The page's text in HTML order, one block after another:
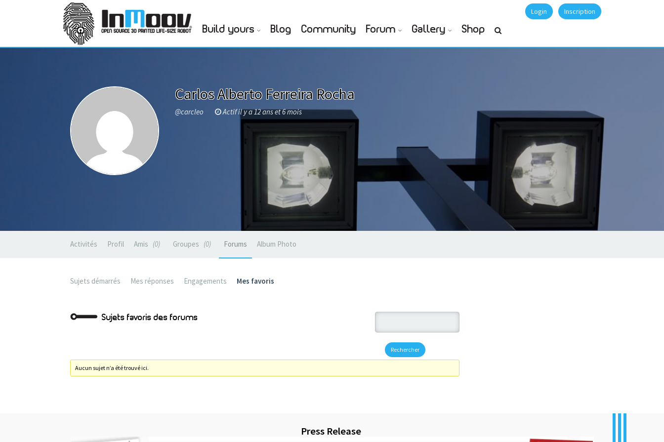
Login Inscription
Build yours Blog Community Forum Gallery Shop
Carlos Alberto Ferreira Rocha
@carcleo Actif il y a 12 ans et 6 mois
Activités Profil Amis 0 Groupes 0 Forums Album Photo
Sujets démarrés Mes réponses Engagements Mes favoris
Sujets favoris des forums
Aucun sujet n’a été trouvé ici.
Press Release